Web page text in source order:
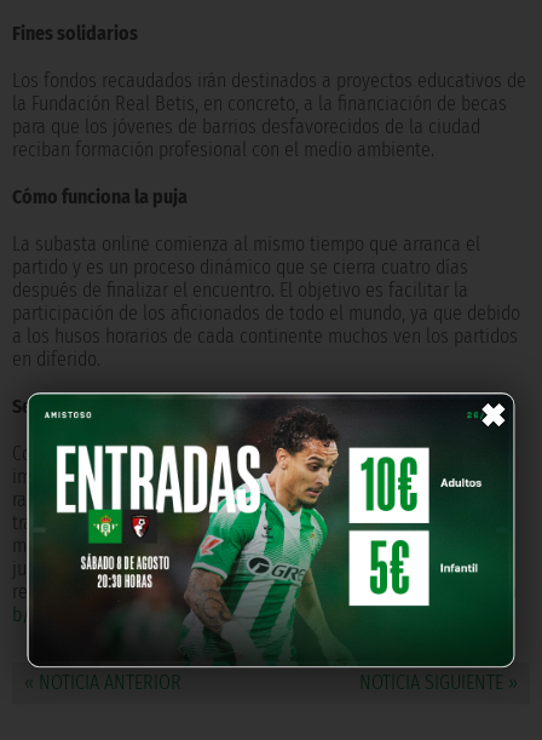
×
Fines solidarios
Los fondos recaudados irán destinados a proyectos educativos de
la Fundación Real Betis, en concreto, a la financiación de becas
para que los jóvenes de barrios desfavorecidos de la ciudad
reciban formación profesional con el medio ambiente.
Cómo funciona la puja
La subasta online comienza al mismo tiempo que arranca el
partido y es un proceso dinámico que se cierra cuatro días
después de finalizar el encuentro. El objetivo es facilitar la
participación de los aficionados de todo el mundo, ya que debido
a los husos horarios de cada continente muchos ven los partidos
en diferido.
Seguridad sanitaria
Comprar la camiseta que el jugador use durante el partido no
impone ningún riesgo para la salud. MatchWornShirt elimina los
rastros de bacterias y ADN sin dañar la tela. La tecnología de
tratamiento única también garantiza la conservación de las
manchas de barro y hierba y otros elementos que pertenecen al
juego. Para pujar por una de estas camisetas solo hay que
registrarse y hacer una oferta enhttps://matchwornshirt.com/clu
b/real-betis
« NOTICIA ANTERIOR NOTICIA SIGUIENTE »